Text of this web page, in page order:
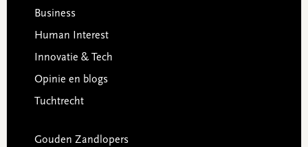
Business
Human Interest
Innovatie & Tech
Opinie en blogs
Tuchtrecht
Gouden Zandlopers